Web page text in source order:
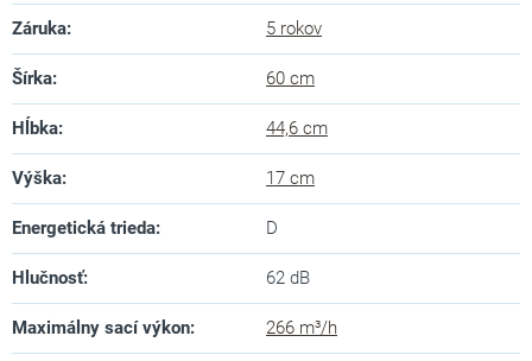
Záruka: 5 rokov
Šírka: 60 cm
Hĺbka: 44,6 cm
Výška: 17 cm
Energetická trieda: D
Hlučnosť: 62 dB
Maximálny sací výkon: 266 m³/h